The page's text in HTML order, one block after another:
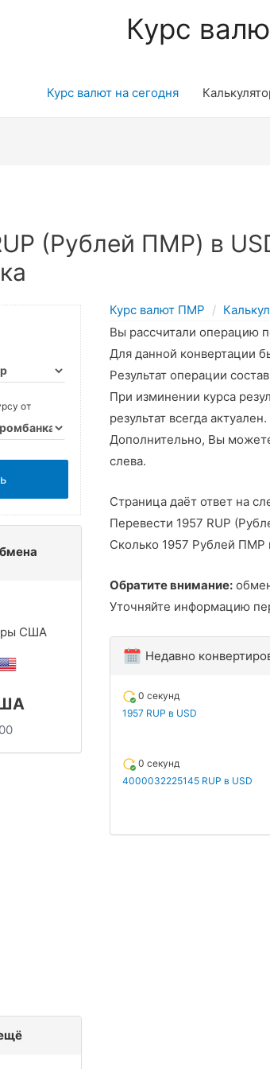
Курс
Курс валют на сегодня
(Рублей ПМР) в
от
США
Курс валют ПМР
Вы рассчитали операцию
Для данной конвертации
Результат операции
При изминении курса
результат всегда
Дополнительно, Вы
слева.
Страница даёт ответ на
Перевести 1957 RUP
Сколько 1957 Рублей
Обратите внимание:
Уточняйте информацию
Недавно
0 секунд
1957 RUP в USD
0 секунд
4000032225145 RUP в USD